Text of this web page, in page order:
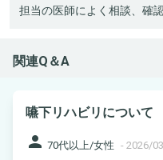
担当の医師によく相談、確
関連Q＆A
嚥下リハビリについて
person 70代以上/女性 - 2026/